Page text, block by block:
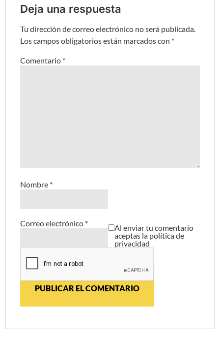
Deja una respuesta
Tu dirección de correo electrónico no será publicada.
Los campos obligatorios están marcados con *
Comentario *
Nombre *
Correo electrónico *
Al enviar tu comentario
aceptas la política de
privacidad